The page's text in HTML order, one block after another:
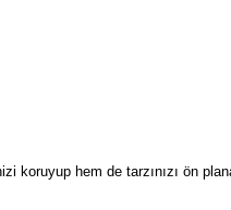
hem de tarzınızı ön